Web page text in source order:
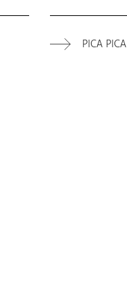
PICA PICA